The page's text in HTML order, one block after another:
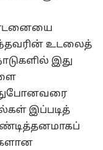
உடலைத்
இது
இப்படித்